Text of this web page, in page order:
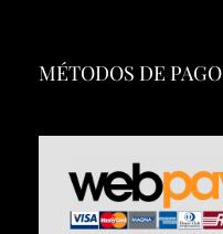
MÉTODOS DE PAGO